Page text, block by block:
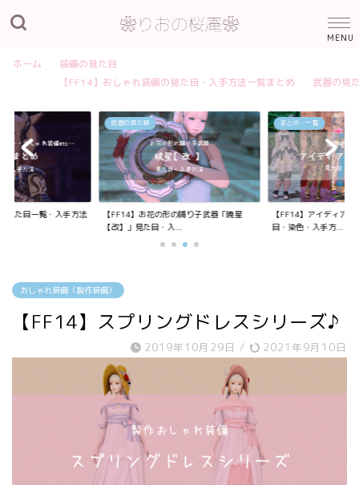
ホーム
装備の見た目
【FF14】おしゃれ装備の見た目・入手方法一覧まとめ
武器の見
見た目一覧・入手方法
武器の見た目
【FF14】お花の形の踊り子武器「暁星
【改】」見た目・入...
まとめ・一覧
【FF14】アイディア
目・染色・入手方...
おしゃれ装備（製作装備）
【FF14】スプリングドレスシリーズ♪
2019年10月29日 / 2021年9月10日